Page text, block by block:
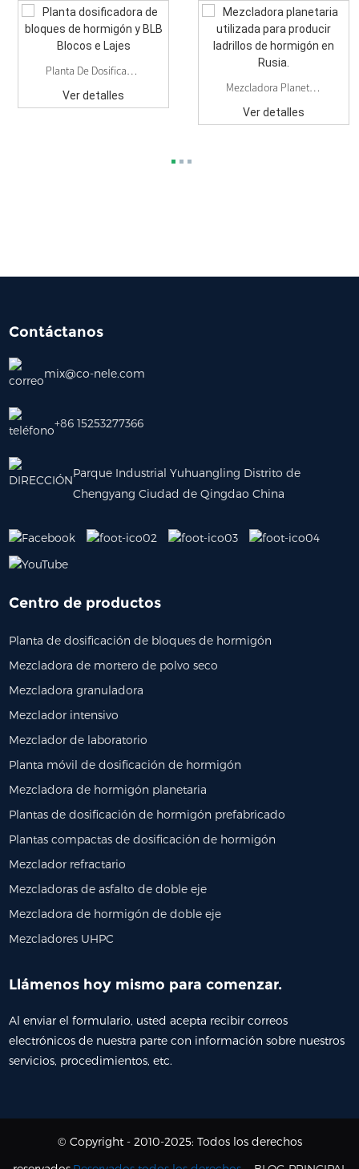
Planta De Dosificación De Bloques De Hormigón Y BLB Blocos E...
Ver detalles
Mezcladora Planetaria Utilizada Para Producir Ladrillos De Hormigón...
Ver detalles
Contáctanos
mix@co-nele.com
+86 15253277366
Parque Industrial Yuhuangling Distrito de
Chengyang Ciudad de Qingdao China
Centro de productos
Planta de dosificación de bloques de hormigón
Mezcladora de mortero de polvo seco
Mezcladora granuladora
Mezclador intensivo
Mezclador de laboratorio
Planta móvil de dosificación de hormigón
Mezcladora de hormigón planetaria
Plantas de dosificación de hormigón prefabricado
Plantas compactas de dosificación de hormigón
Mezclador refractario
Mezcladoras de asfalto de doble eje
Mezcladora de hormigón de doble eje
Mezcladores UHPC
Llámenos hoy mismo para comenzar.
Al enviar el formulario, usted acepta recibir correos
electrónicos de nuestra parte con información sobre nuestros
servicios, procedimientos, etc.
© Copyright - 2010-2025: Todos los derechos